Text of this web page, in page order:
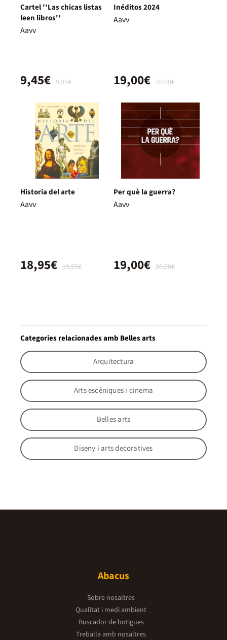
Cartel ''Las chicas listas
leen libros''
Aavv
9,95€
9,45€
Inéditos 2024
Aavv
20,00€
19,00€
Historia del arte
Aavv
19,95€
18,95€
Per què la guerra?
Aavv
20,00€
19,00€
Categories relacionades amb Belles arts
Arquitectura
Arts escèniques i cinema
Belles arts
Diseny i arts decoratives
Abacus
Sobre nosaltres
Qualitat i medi ambient
Buscador de botigues
Treballa amb nosaltres